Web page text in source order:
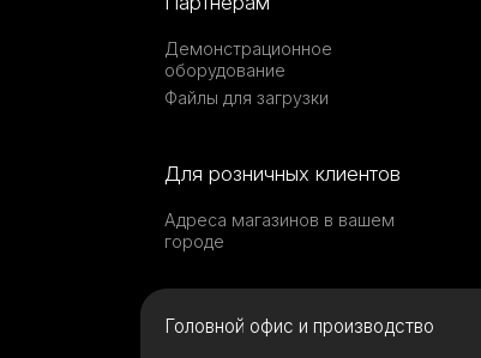
Демонстрационное
оборудование
Файлы для загрузки
Для розничных клиентов
Адреса магазинов в вашем
городе
Головной офис и производство